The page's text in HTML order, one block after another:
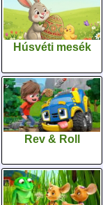
Húsvéti mesék
Rev & Roll